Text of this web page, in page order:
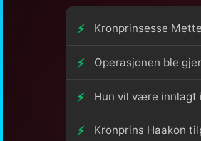
Kronprinsesse
Operasjonen ble
Hun vil være innlagt
Kronprins Haakon